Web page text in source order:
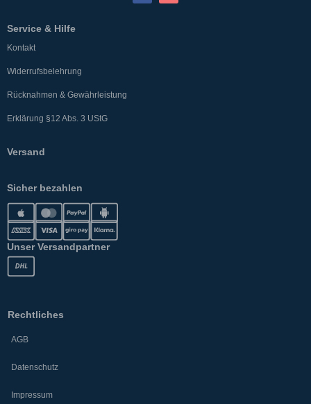
Service & Hilfe
Kontakt
Widerrufsbelehrung
Rücknahmen & Gewährleistung
Erklärung §12 Abs. 3 UStG
Versand
Sicher bezahlen
Unser Versandpartner
Rechtliches
AGB
Datenschutz
Impressum